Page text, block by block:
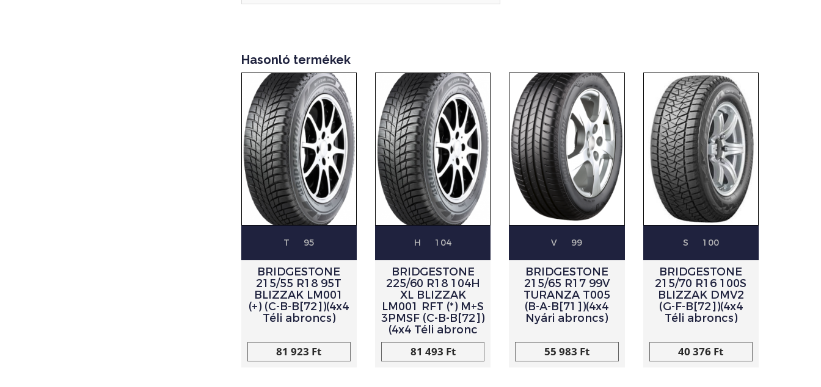
Hasonló termékek
T 95
BRIDGESTONE
215/55 R18 95T
BLIZZAK LM001
(+) (C-B-B[72])(4x4
Téli abroncs)
81 923 Ft
H 104
BRIDGESTONE
225/60 R18 104H
XL BLIZZAK
LM001 RFT (*) M+S
3PMSF (C-B-B[72])
(4x4 Téli abronc
81 493 Ft
V 99
BRIDGESTONE
215/65 R17 99V
TURANZA T005
(B-A-B[71])(4x4
Nyári abroncs)
55 983 Ft
S 100
BRIDGESTONE
215/70 R16 100S
BLIZZAK DMV2
(G-F-B[72])(4x4
Téli abroncs)
40 376 Ft